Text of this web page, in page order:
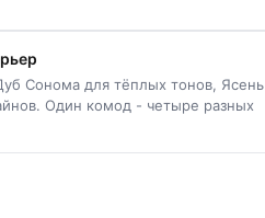
Сонома для тёплых тонов, Ясень
Один комод - четыре разных